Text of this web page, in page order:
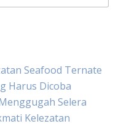
Seafood Ternate
Harus Dicoba
Selera
Kelezatan